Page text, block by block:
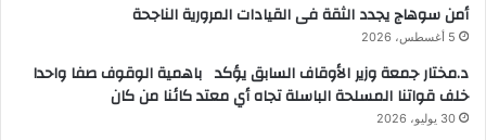
أمن سوهاج يجدد الثقة فى القيادات المرورية الناجحة
5 أغسطس، 2026
د.مختار جمعة وزير الأوقاف السابق يؤكد باهمية الوقوف صفا واحدا
خلف قواتنا المسلحة الباسلة تجاه أي معتد كائنا من كان
30 يوليو، 2026